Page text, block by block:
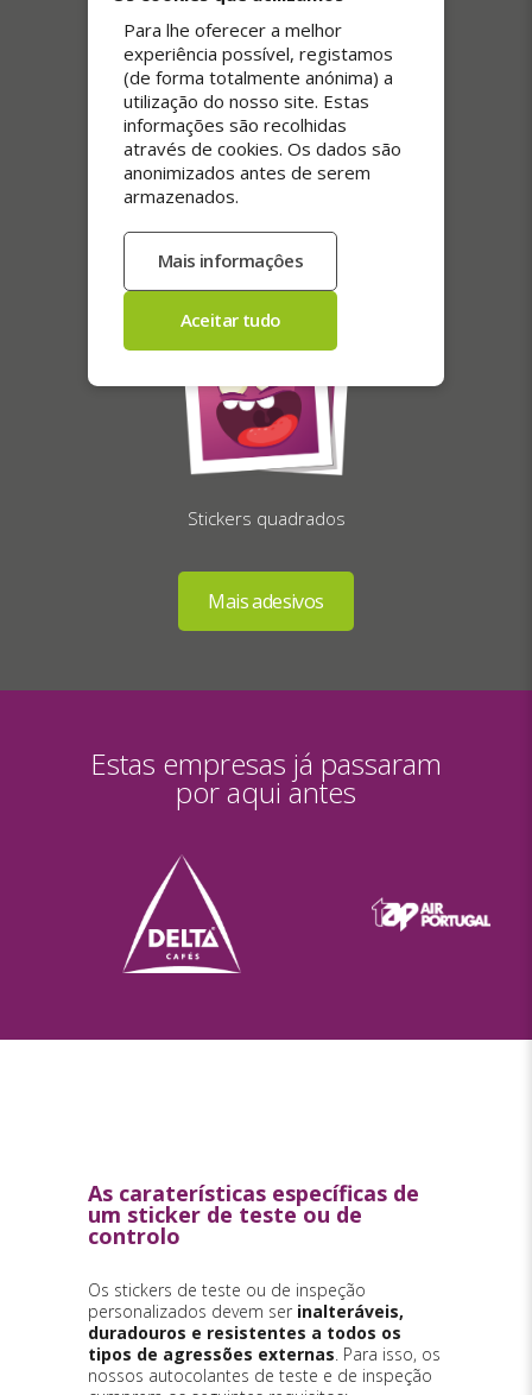
Stickers quadrados
Estas empresas já passaram
por aqui antes
As caraterísticas específicas de
um sticker de teste ou de
controlo
Os stickers de teste ou de inspeção
personalizados devem ser inalteráveis,
duradouros e resistentes a todos os
tipos de agressões externas . Para isso, os
nossos autocolantes de teste e de inspeção
Para lhe oferecer a melhor
experiência possível, registamos
(de forma totalmente anónima) a
utilização do nosso site. Estas
informações são recolhidas
através de cookies. Os dados são
anonimizados antes de serem
armazenados.